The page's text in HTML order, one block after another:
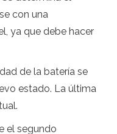
con una
ya que debe hacer
de la batería se
estado. La última
el segundo